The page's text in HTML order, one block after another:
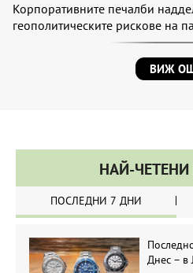
Корпоративните печалби
геополитическите рискове на
ВИЖ
НАЙ-
ПОСЛЕДНИ 7 ДНИ
Днес – в